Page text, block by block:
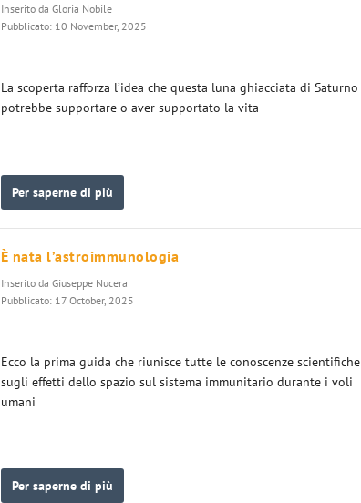
Inserito da Gloria Nobile
Pubblicato: 10 November, 2025
La scoperta rafforza l’idea che questa luna ghiacciata di Saturno
potrebbe supportare o aver supportato la vita
Per saperne di più
È nata l’astroimmunologia
Inserito da Giuseppe Nucera
Pubblicato: 17 October, 2025
Ecco la prima guida che riunisce tutte le conoscenze scientifiche
sugli effetti dello spazio sul sistema immunitario durante i voli
umani
Per saperne di più